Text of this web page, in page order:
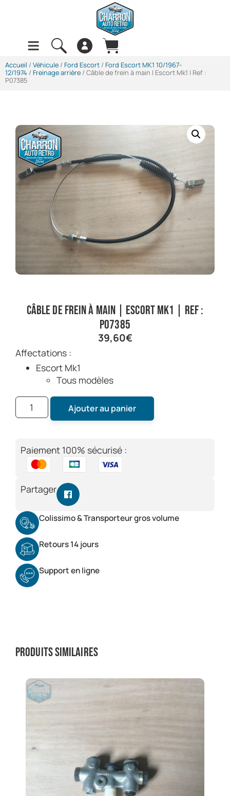
Accueil / Véhicule / Ford Escort / Ford Escort MK1 10/1967-
12/1974 / Freinage arrière / Câble de frein à main | Escort Mk1 | Ref :
P07385
Câble de frein à main | Escort Mk1 | Ref :
P07385
39,60€
Affectations :
Escort Mk1
Tous modèles
Ajouter au panier
Paiement 100% sécurisé :
Partager
Colissimo & Transporteur gros volume
Retours 14 jours
Support en ligne
Produits similaires